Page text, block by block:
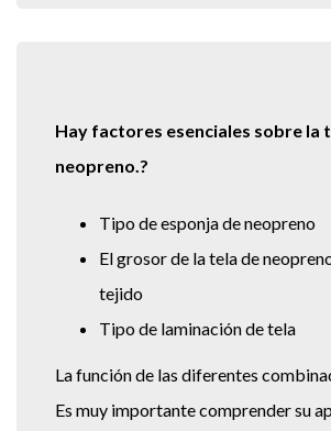
Hay factores esenciales sobre la
neopreno.?
Tipo de esponja de neopreno
El grosor de la tela de
tejido
Tipo de laminación de tela
La función de las diferentes
Es muy importante comprender su